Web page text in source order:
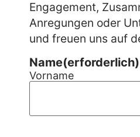
Engagement,
Anregungen oder
und freuen uns auf
Name(erforderlich)
Vorname